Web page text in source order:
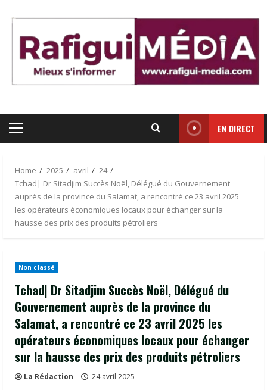
content
Primary
EN DIRECT
Home 2025 avril
24
Tchad| Dr Sitadjim Succès Noël, Délégué du Gouvernement
auprès de la province du Salamat, a rencontré ce 23 avril 2025
les opérateurs économiques locaux pour échanger sur la
hausse des prix des produits pétroliers
Non classé
Tchad| Dr Sitadjim Succès Noël, Délégué du
Gouvernement auprès de la province du
Salamat, a rencontré ce 23 avril 2025 les
opérateurs économiques locaux pour échanger
sur la hausse des prix des produits pétroliers
La Rédaction 24 avril 2025